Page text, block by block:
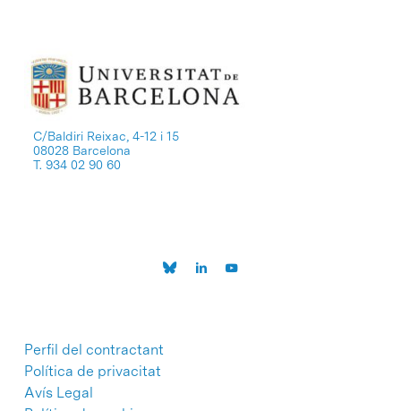
C/Baldiri Reixac, 4-12 i 15
08028 Barcelona
T. 934 02 90 60
Perfil del contractant
Política de privacitat
Avís Legal